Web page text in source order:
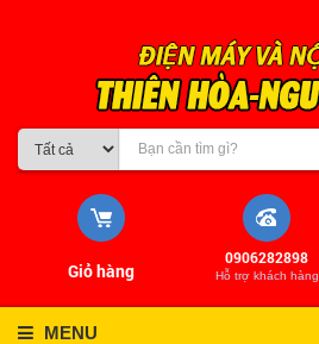
0906282898
Hỗ trợ khách hàng
Giỏ hàng
MENU